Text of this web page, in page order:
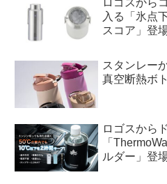
入る「氷点
スコア」登
スタンレー
真空断熱ボ
ロゴスから
「
ルダー」登